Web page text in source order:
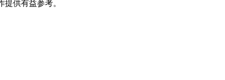
供有益参考。